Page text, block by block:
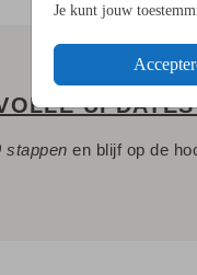
Je kunt jouw
stappen en blijf op de